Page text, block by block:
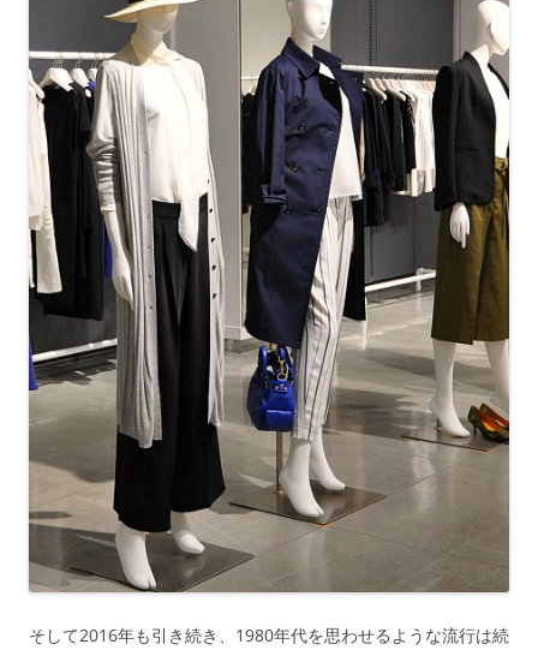
そして2016年も引き続き、1980年代を思わせるような流行は続